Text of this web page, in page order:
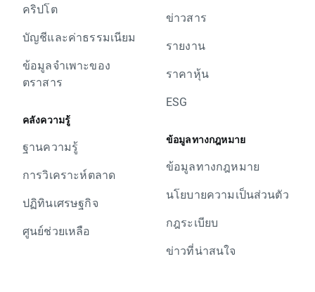
คริปโต
บัญชีและค่าธรรมเนียม
ข้อมูลจำเพาะของ
ตราสาร
คลังความรู้
ฐานความรู้
การวิเคราะห์ตลาด
ปฏิทินเศรษฐกิจ
ศูนย์ช่วยเหลือ
ข่าวสาร
รายงาน
ราคาหุ้น
ESG
ข้อมูลทางกฎหมาย
ข้อมูลทางกฎหมาย
นโยบายความเป็นส่วนตัว
กฎระเบียบ
ข่าวที่น่าสนใจ